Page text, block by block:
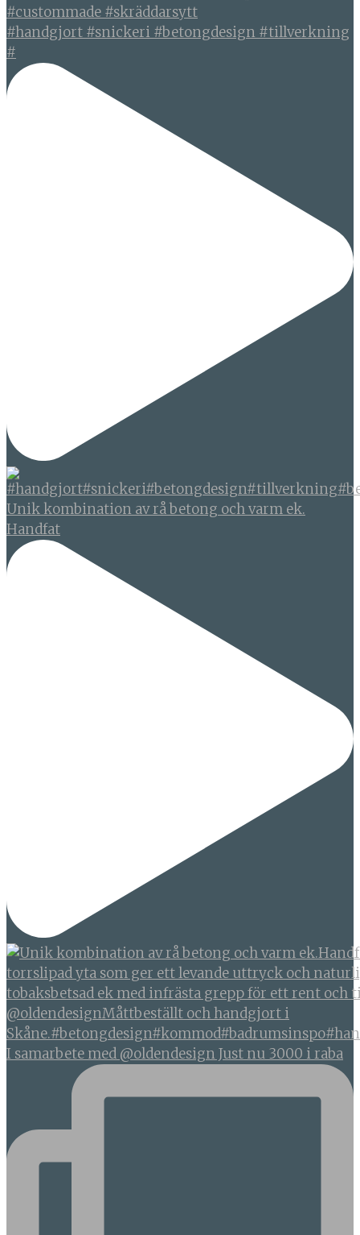
#handgjort #snickeri #betongdesign #tillverkning
#
Unik kombination av rå betong och varm ek.
Handfat
I samarbete med @oldendesign Just nu 3000 i raba